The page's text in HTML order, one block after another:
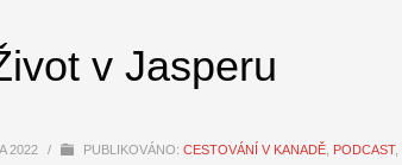
v Jasperu
2022 / PUBLIKOVÁNO: CESTOVÁNÍ V KANADĚ PODCAST,